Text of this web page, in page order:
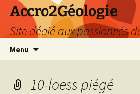
Accro2Géologie
Site dédié aux passionnés
Menu
10-loess piégé